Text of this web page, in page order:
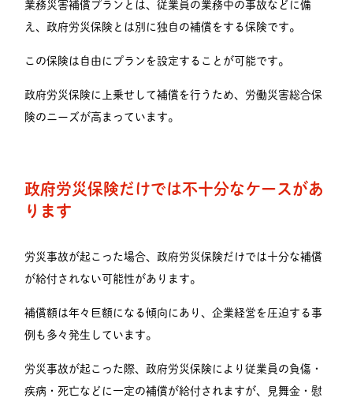
業務災害補償プランとは、従業員の業務中の事故などに備
え、政府労災保険とは別に独自の補償をする保険です。
この保険は自由にプランを設定することが可能です。
政府労災保険に上乗せして補償を行うため、労働災害総合保
険のニーズが高まっています。
政府労災保険だけでは不十分なケースがあ
ります
労災事故が起こった場合、政府労災保険だけでは十分な補償
が給付されない可能性があります。
補償額は年々巨額になる傾向にあり、企業経営を圧迫する事
例も多々発生しています。
労災事故が起こった際、政府労災保険により従業員の負傷・
疾病・死亡などに一定の補償が給付されますが、見舞金・慰